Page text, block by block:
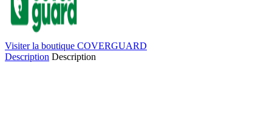
Visiter la boutique COVERGUARD
Description Description